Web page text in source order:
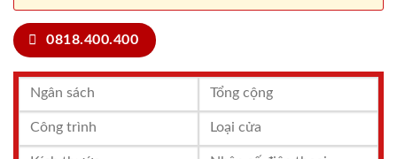
0818.400.400